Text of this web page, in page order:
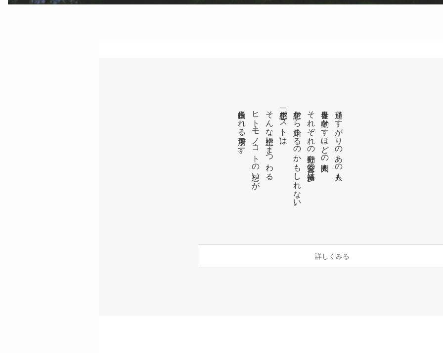
通りすがりのあの人も、
世界を動かすほどの人間も、
それぞれの行動や発言の第一歩は
空想から始まるのかもしれない。
「空想ポスト」は
そんな空想にまつわる
ヒト・モノ・コトの想いが
投函される場所です。
詳しくみる